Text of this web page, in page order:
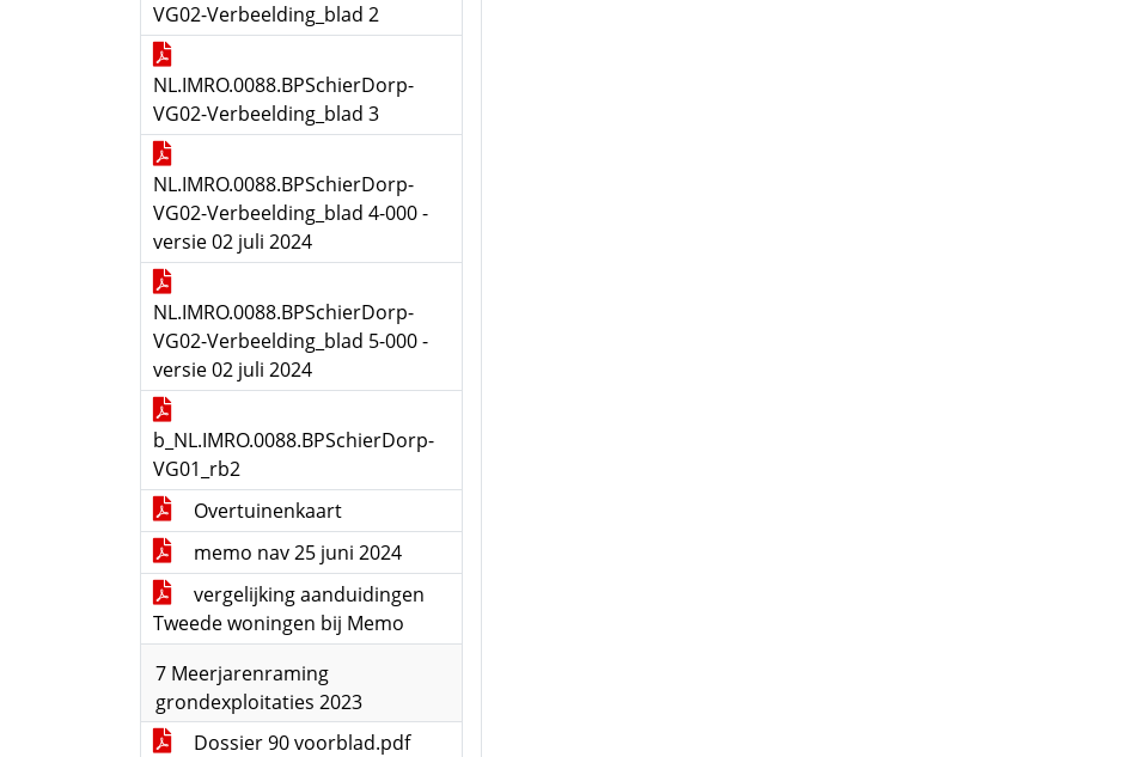
VG02-Verbeelding_blad 2
NL.IMRO.0088.BPSchierDorp-
VG02-Verbeelding_blad 3
NL.IMRO.0088.BPSchierDorp-
VG02-Verbeelding_blad 4-000 -
versie 02 juli 2024
NL.IMRO.0088.BPSchierDorp-
VG02-Verbeelding_blad 5-000 -
versie 02 juli 2024
b_NL.IMRO.0088.BPSchierDorp-
VG01_rb2
Overtuinenkaart
memo nav 25 juni 2024
vergelijking aanduidingen
Tweede woningen bij Memo
7 Meerjarenraming
grondexploitaties 2023
Dossier 90 voorblad.pdf